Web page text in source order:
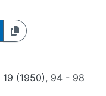
(1950), 94 - 98